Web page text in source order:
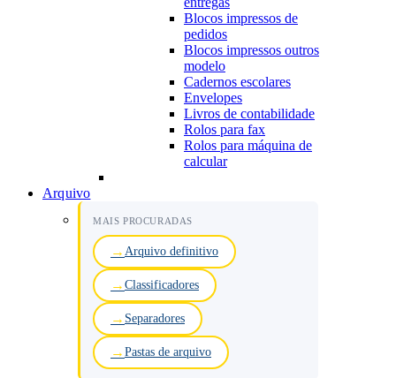
Blocos impressos de
pedidos
Blocos impressos outros
modelo
Cadernos escolares
Envelopes
Livros de contabilidade
Rolos para fax
Rolos para máquina de
calcular
Arquivo
MAIS PROCURADAS
Arquivo definitivo
Classificadores
Separadores
Pastas de arquivo